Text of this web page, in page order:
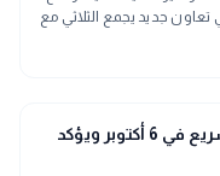
جديد يجمع الثلاثي مع
وزير العمل يزور مصابي حادث القطار السريع في 6 أكتوبر ويؤكد